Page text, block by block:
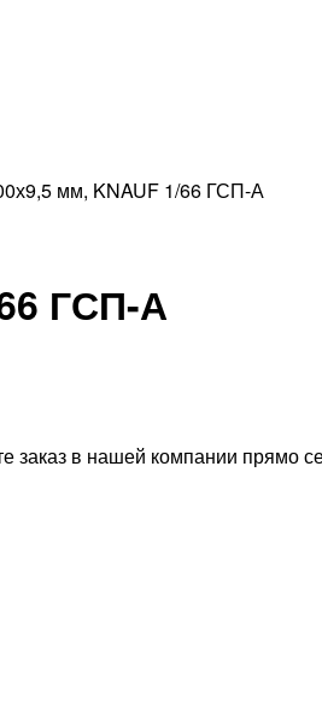
мм, KNAUF 1/66 ГСП-А
ГСП-А
заказ в нашей компании прямо